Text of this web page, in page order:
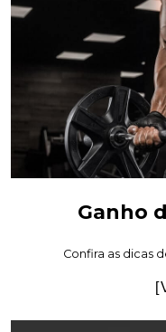
Ganho
Confira as dicas